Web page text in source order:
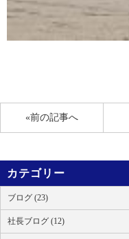
«前の記事へ
カテゴリー
ブログ (23)
社長ブログ (12)